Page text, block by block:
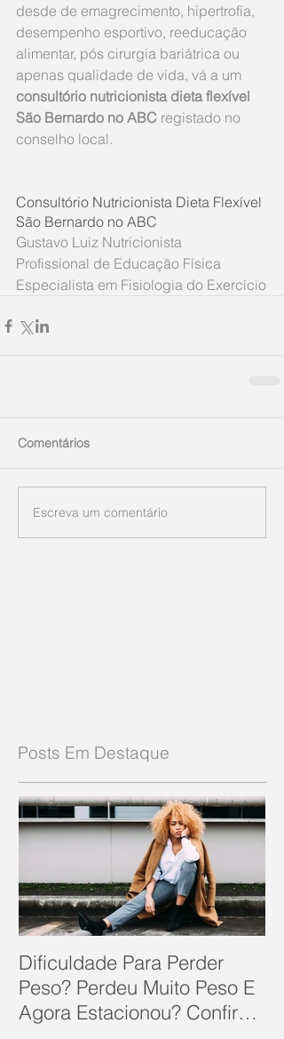
desde de emagrecimento, hipertrofia,
desempenho esportivo, reeducação
alimentar, pós cirurgia bariátrica ou
apenas qualidade de vida, vá a um
consultório nutricionista dieta flexível
São Bernardo no ABC registado no
conselho local.
Consultório Nutricionista Dieta Flexível
São Bernardo no ABC
Gustavo Luiz Nutricionista
Profissional de Educação Física
Especialista em Fisiologia do Exercício
Comentários
Escreva um comentário
Posts Em Destaque
Dificuldade Para Perder
Peso? Perdeu Muito Peso E
Agora Estacionou? Confira